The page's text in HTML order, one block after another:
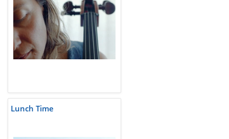
Lunch Time